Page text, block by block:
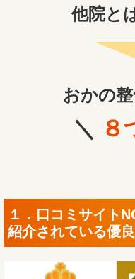
他院と
おかの
＼ ８
１．口コミサイト
紹介されている優